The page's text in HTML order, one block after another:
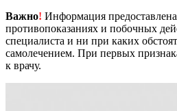
Важно! Информация
противопоказаниях и побочных
специалиста и ни при каких
самолечением. При первых
к врачу.